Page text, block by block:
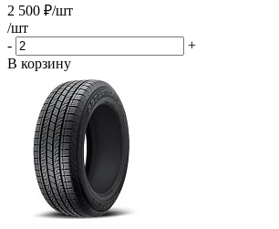
2 500 ₽/шт
/шт
-
+
В корзину